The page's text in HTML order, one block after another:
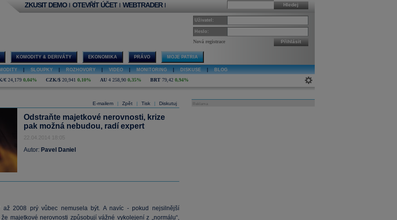
Hledej
ZKUSIT DEMO | OTEVŘÍT ÚČET | WEBTRADER |
Uživatel:
Heslo:
Nová registrace Přihlásit
KOMODITY & DERIVÁTY EKONOMIKA PRÁVO MOJE PATRIA
SLOUPKY ROZHOVORY VIDEO MONITORING DISKUSE BLOG
€ 24,179 0,04% CZK/$ 20,941 0,10% AU 4 258,90 0,35% BRT 79,42 0,94%
E-mailem Zpět Tisk Diskutuj
Odstraňte majetkové nerovnosti, krize
pak možná nebudou, radí expert
22.04.2014 18:05
Autor: Pavel Daniel
až 2008 prý vůbec nemusela být. A navíc - pokud nejsilnější
majetkové nerovnosti způsobují vážné vykolejení z „normálu“,
Reklama